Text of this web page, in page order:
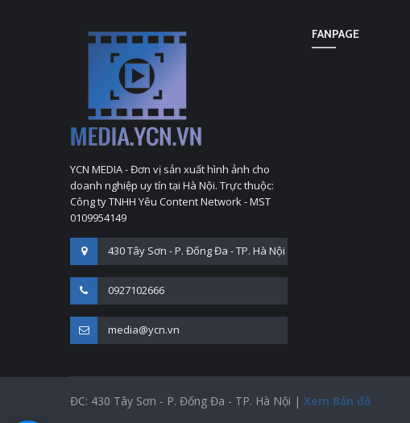
YCN MEDIA - Đơn vị sản xuất hình ảnh cho
doanh nghiệp uy tín tại Hà Nội. Trực thuộc:
Công ty TNHH Yêu Content Network - MST
0109954149
430 Tây Sơn - P. Đống Đa - TP. Hà Nội
0927102666
media@ycn.vn
FANPAGE
ĐC: 430 Tây Sơn - P. Đống Đa - TP. Hà Nội | Xem Bản đồ